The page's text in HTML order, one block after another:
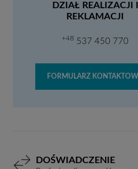
DZIAŁ REALIZACJI I
REKLAMACJI
+48 537 450 770
FORMULARZ
DOŚWIADCZENIE